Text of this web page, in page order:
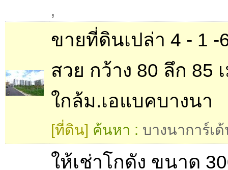
,
ขายที่ดินเปล่า 4 - 1 -
สวย กว้าง 80 ลึก 85
ใกล้ม.เอแบคบางนา
[ที่ดิน] ค้นหา : บางนาการ์เ
ให้เช่าโกดัง ขนาด